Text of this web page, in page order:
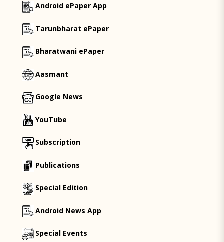
Android ePaper App
Tarunbharat ePaper
Bharatwani ePaper
Aasmant
Google News
YouTube
Subscription
Publications
Special Edition
Android News App
Special Events